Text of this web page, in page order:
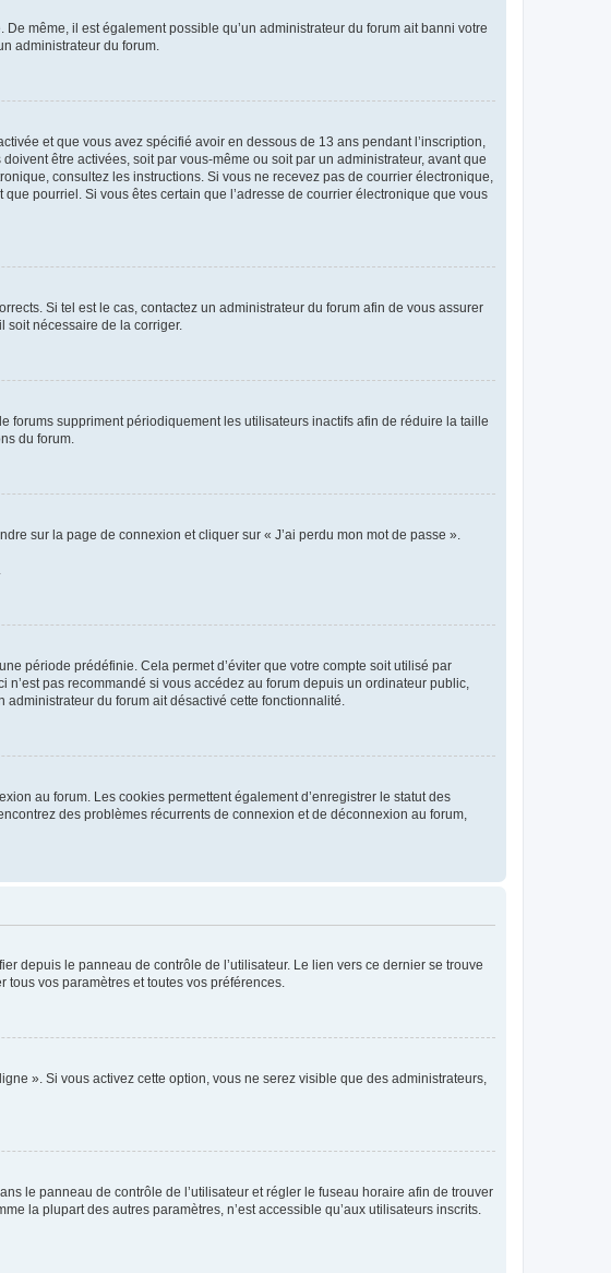
même, il est également possible qu’un administrateur du forum ait banni votre
administrateur du forum.
et que vous avez spécifié avoir en dessous de 13 ans pendant l’inscription,
être activées, soit par vous-même ou soit par un administrateur, avant que
consultez les instructions. Si vous ne recevez pas de courrier électronique,
pourriel. Si vous êtes certain que l’adresse de courrier électronique que vous
Si tel est le cas, contactez un administrateur du forum afin de vous assurer
soit nécessaire de la corriger.
forums suppriment périodiquement les utilisateurs inactifs afin de réduire la taille
du forum.
sur la page de connexion et cliquer sur « J’ai perdu mon mot de passe ».
période prédéfinie. Cela permet d’éviter que votre compte soit utilisé par
pas recommandé si vous accédez au forum depuis un ordinateur public,
du forum ait désactivé cette fonctionnalité.
au forum. Les cookies permettent également d’enregistrer le statut des
des problèmes récurrents de connexion et de déconnexion au forum,
depuis le panneau de contrôle de l’utilisateur. Le lien vers ce dernier se trouve
vos paramètres et toutes vos préférences.
». Si vous activez cette option, vous ne serez visible que des administrateurs,
le panneau de contrôle de l’utilisateur et régler le fuseau horaire afin de trouver
la plupart des autres paramètres, n’est accessible qu’aux utilisateurs inscrits.